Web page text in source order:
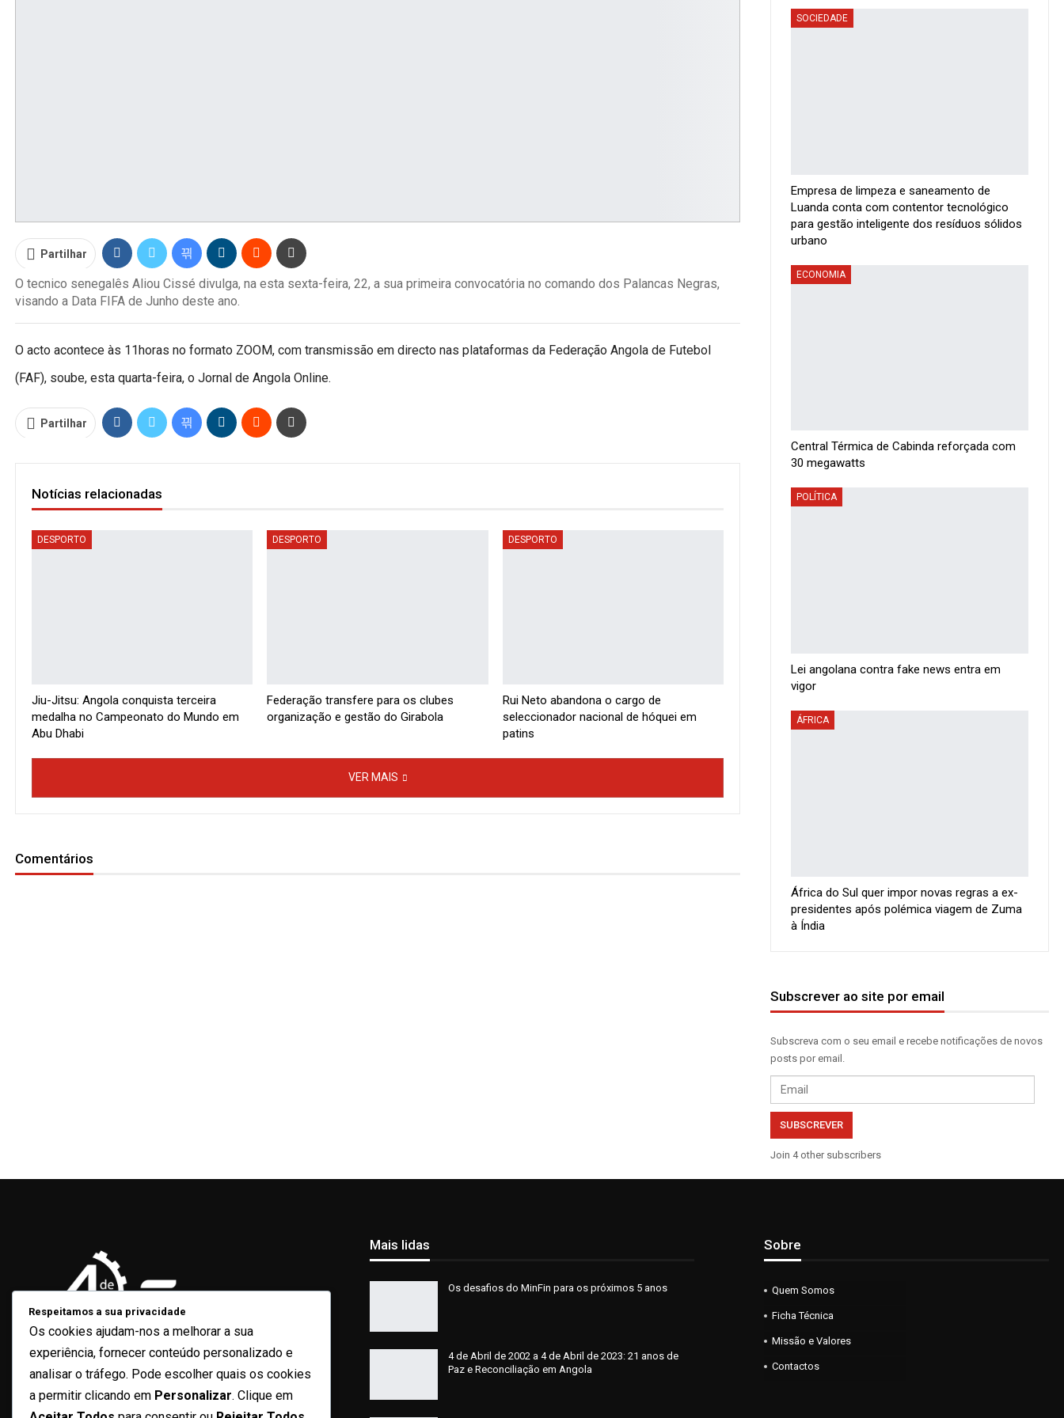
Partilhar
O tecnico senegalês Aliou Cissé divulga, na esta sexta-feira, 22, a sua primeira convocatória no comando dos Palancas Negras,
visando a Data FIFA de Junho deste ano.
O acto acontece às 11horas no formato ZOOM, com transmissão em directo nas plataformas da Federação Angola de Futebol
(FAF), soube, esta quarta-feira, o Jornal de Angola Online.
Partilhar
Notícias relacionadas
DESPORTO
Jiu-Jitsu: Angola conquista terceira
medalha no Campeonato do Mundo em
Abu Dhabi
DESPORTO
Federação transfere para os clubes
organização e gestão do Girabola
DESPORTO
Rui Neto abandona o cargo de
seleccionador nacional de hóquei em
patins
VER MAIS
Comentários
SOCIEDADE
Empresa de limpeza e saneamento de
Luanda conta com contentor tecnológico
para gestão inteligente dos resíduos sólidos
urbano
ECONOMIA
Central Térmica de Cabinda reforçada com
30 megawatts
POLÍTICA
Lei angolana contra fake news entra em
vigor
ÁFRICA
África do Sul quer impor novas regras a ex-
presidentes após polémica viagem de Zuma
à Índia
Subscrever ao site por email
Subscreva com o seu email e recebe notificações de novos
posts por email.
Email
SUBSCREVER
Join 4 other subscribers
Contacto
4defevereiro2022@gmail.com
Mais lidas
Os desafios do MinFin para os próximos 5 anos
4 de Abril de 2002 a 4 de Abril de 2023: 21 anos de
Paz e Reconciliação em Angola
Sobre
Quem Somos
Ficha Técnica
Missão e Valores
Contactos
Respeitamos a sua privacidade
Os cookies ajudam-nos a melhorar a sua
experiência, fornecer conteúdo personalizado e
analisar o tráfego. Pode escolher quais os cookies
a permitir clicando em Personalizar. Clique em